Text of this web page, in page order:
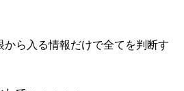
ら入る情報だけで全てを判断す